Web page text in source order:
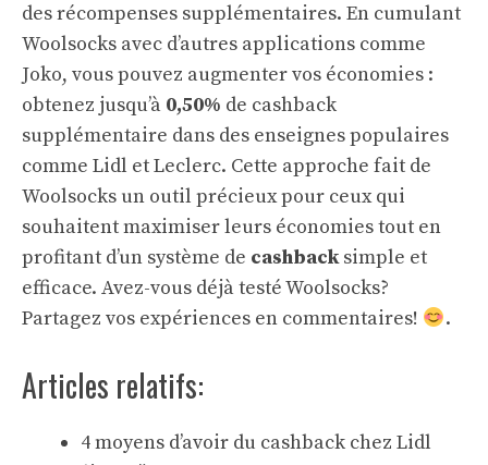
des récompenses supplémentaires. En cumulant
Woolsocks avec d’autres applications comme
Joko, vous pouvez augmenter vos économies :
obtenez jusqu’à 0,50% de cashback
supplémentaire dans des enseignes populaires
comme Lidl et Leclerc. Cette approche fait de
Woolsocks un outil précieux pour ceux qui
souhaitent maximiser leurs économies tout en
profitant d’un système de cashbacksimple et
efficace. Avez-vous déjà testé Woolsocks?
Partagez vos expériences en commentaires!
.
Articles relatifs:
4 moyens d’avoir du cashback chez Lidl